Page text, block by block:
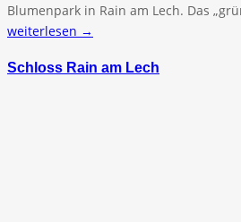
Blumenpark in Rain am Lech. Das
weiterlesen →
Schloss Rain am Lech